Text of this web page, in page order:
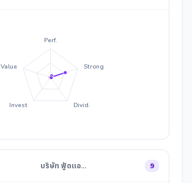
Perf.
Strong
Divid.
Invest
Value
บริษัท ฟู้ดแอ… 9